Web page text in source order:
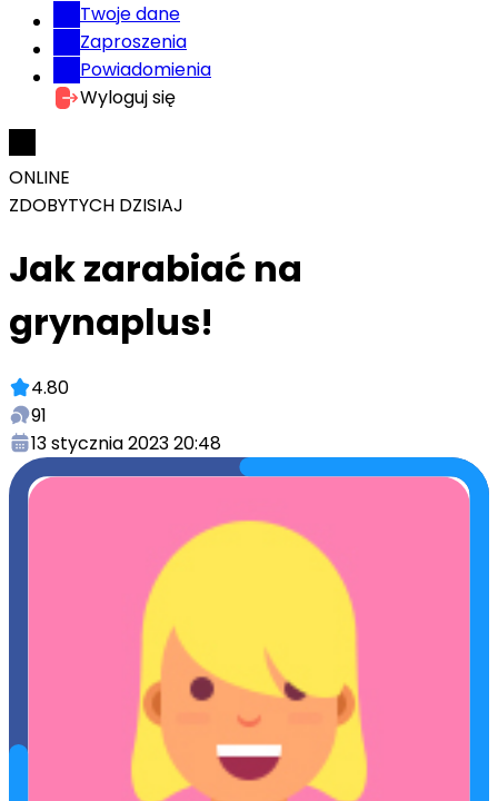
Twoje dane
Zaproszenia
Powiadomienia
Wyloguj się
ONLINE
ZDOBYTYCH DZISIAJ
Jak zarabiać na
grynaplus!
4.80
91
13 stycznia 2023 20:48